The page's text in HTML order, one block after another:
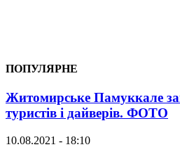
ПОПУЛЯРНЕ
Житомирське Памуккале
туристів і дайверів. ФОТО
10.08.2021 - 18:10